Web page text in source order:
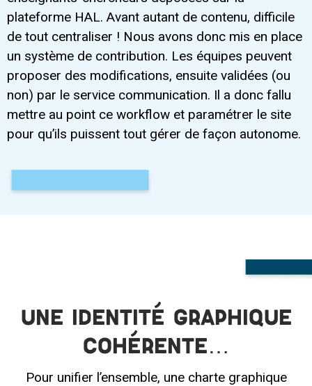
plateforme HAL. Avant autant de contenu, difficile
de tout centraliser ! Nous avons donc mis en place
un système de contribution. Les équipes peuvent
proposer des modifications, ensuite validées (ou
non) par le service communication. Il a donc fallu
mettre au point ce workflow et paramétrer le site
pour qu’ils puissent tout gérer de façon autonome.
Une identité graphique
cohérente…
Pour unifier l’ensemble, une charte graphique